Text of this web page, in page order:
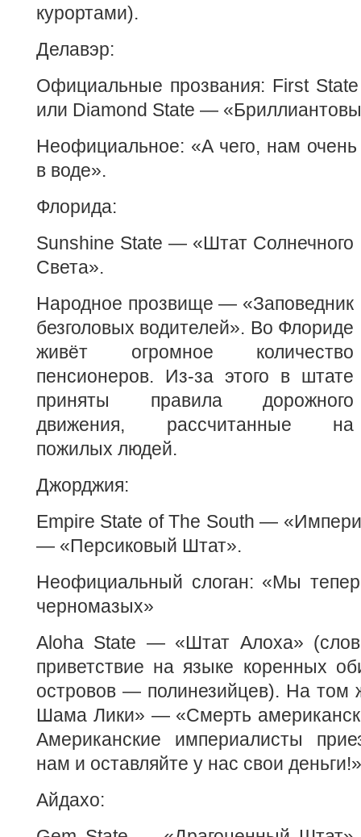
курортами).
Делавэр:
Официальные прозвания: First
или Diamond State —
Неофициальное: «А чего, нам
в воде».
Флорида:
Sunshine State — «Штат Солнечного
Света».
Народное прозвище — «Заповедник
безголовых водителей». Во Флориде
живёт огромное количество
пенсионеров. Из-за этого в штате
приняты правила дорожного
движения, рассчитанные на
пожилых людей.
Джорджия:
Empire State of The South —
— «Персиковый Штат».
Неофициальный слоган: «Мы
черномазых»
Aloha State — «Штат Алоха»
приветствие на языке коренных
островов — полинезийцев). На том
Шама Лики» — «Смерть
Американские империалисты
нам и оставляйте у нас свои деньги!»
Айдахо: